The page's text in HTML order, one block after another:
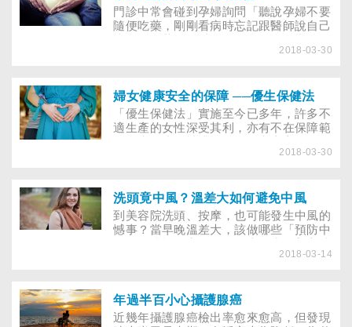
人甚至還會以「三八」、「神經」或「怎
麼可能」等字眼駁斥這類問題，似乎有性
生活是很不可思議的，然而，更年期婦女
真的應該與性生活漸行漸遠嗎？
門診中常會碰到孕婦詢問「聽說孕婦不要
隨便吃藥，剛剛看病時忘記跟醫師說自己
兒？」 相信每個人都同意懷孕及生產的
用成藥的部份，雖然並不知道實際人數，
但可能更多。 藥物到底如何影響胎兒？
準媽媽服用的藥物，大部份經過胎盤到達
胎兒，大致上可以這麼說，準媽媽服用什
2018-03-30
婦女健康安全的保障 ──優生保健法
「優生保健法」實施至今已多年，許多不
適生產的女性深受其利，亦有不在保障範
性朋友什麼樣的保障？保障之下又帶來什
兒拿掉。我國相關法律中，計有刑法與優
生保健法涉及「墮胎」的條文規定。在刑
法分則第 24章墮胎罪共有 5條，就自行
或聽從墮胎罪、加工墮胎罪、意圖營利加
工墮胎罪、未得孕婦同意使之墮胎罪，及
是由合法醫師依照優生保健法之規定實施
人工流產，不加以處罰，且兩法間規定之
2018-03-30
洗頭竟中風？溫差大如何避免中風
到美容院洗頭、按摩，也可能發生中風的
憾事？當早晚溫差大，該做哪些「預防中
洗頭竟中風，送醫後研判是頭部後仰拉扯
鼎因腦血管出血住院，雖然醫師全力搶
救，仍回天乏術。醫學界強調，中風的發
2018-03-14
年過半百小心攝護腺癌
近幾年攝護腺癌檢出率愈來愈高，但發現